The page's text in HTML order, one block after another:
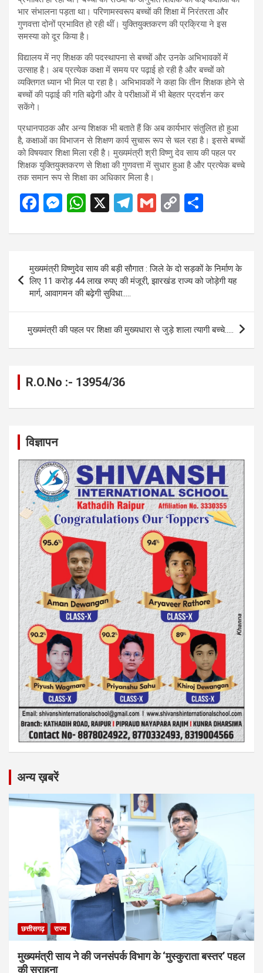
भार संभालना पड़ता था। परिणामस्वरूप बच्चों की शिक्षा में निरंतरता और
गुणवत्ता दोनों प्रभावित हो रही थीं। युक्तियुक्तकरण की प्रक्रिया ने इस
समस्या को दूर किया है।
विद्यालय में नए शिक्षक की पदस्थापना से बच्चों और उनके अभिभावकों में
उत्साह है। अब प्रत्येक कक्षा में समय पर पढ़ाई हो रही है और बच्चों को
व्यक्तिगत ध्यान भी मिल पा रहा है। अभिभावकों ने कहा कि तीन शिक्षक होने से
बच्चों की पढ़ाई की गति बढ़ेगी और वे परीक्षाओं में भी बेहतर प्रदर्शन कर
सकेंगे।
प्रधानपाठक और अन्य शिक्षक भी बताते हैं कि अब कार्यभार संतुलित हो हुआ
है, कक्षाओं का विभाजन से शिक्षण कार्य सुचारू रूप से चल रहा है। इससे बच्चों
को विषयवार शिक्षा मिला रही है। मुख्यमंत्री श्री विष्णु देव साय की पहल पर
शिक्षक युक्तियुक्तकरण से शिक्षा की गुणवत्ता में सुधार हुआ है और प्रत्येक बच्चे
तक समान रूप से शिक्षा का अधिकार मिला है।
F
ce
b
o
o
k
M
se
n
g
er
W
at
A
p
p
X
T
e
a
G
ail
C
py
Li
n
ar
e
navigation
मुख्यमंत्री विष्णुदेव साय की बड़ी सौगात : जिले के दो सड़कों के निर्माण के
लिए 11 करोड़ 44 लाख रुपए की मंजूरी, झारखंड राज्य को जोड़ेगी यह
मार्ग, आवागमन की बढ़ेगी सुविधा…..
मुख्यमंत्री की पहल पर शिक्षा की मुख्यधारा से जुड़े शाला त्यागी बच्चे…..
R.O.No :- 13954/36
विज्ञापन
अन्य ख़बरें
छत्तीसगढ़ राज्य
मुख्यमंत्री साय ने की जनसंपर्क विभाग के ‘मुस्कुराता बस्तर’ पहल
की सराहना